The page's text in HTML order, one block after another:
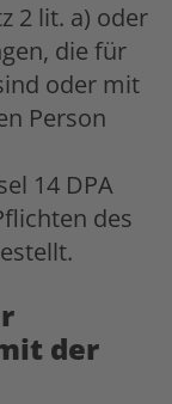
2 lit. a) oder
die für
oder mit
Person
14 DPA
des
der